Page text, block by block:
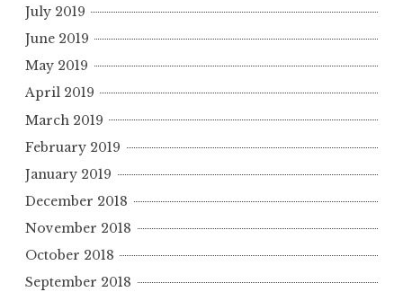
July 2019
June 2019
May 2019
April 2019
March 2019
February 2019
January 2019
December 2018
November 2018
October 2018
September 2018